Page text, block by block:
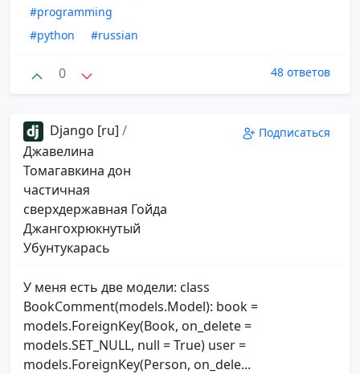
#programming
#python
#russian
0 48 ответов
Django [ru] /
Джавелина
Томагавкина дон
частичная
сверхдержавная Гойда
Джангохрюкнутый
Убунтукарась
Подписаться
У меня есть две модели: class
BookComment(models.Model): book =
models.ForeignKey(Book, on_delete =
models.SET_NULL, null = True) user =
models.ForeignKey(Person, on_dele...